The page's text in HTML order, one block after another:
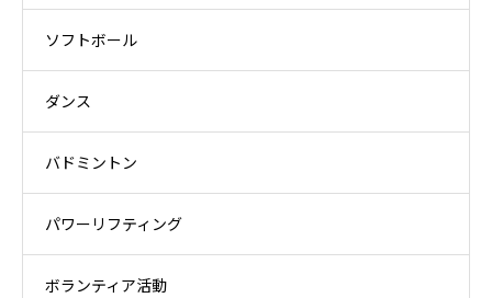
ソフトボール
ダンス
バドミントン
パワーリフティング
ボランティア活動